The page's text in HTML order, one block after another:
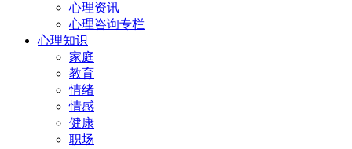
心理资讯
心理咨询专栏
心理知识
家庭
教育
情绪
情感
健康
职场